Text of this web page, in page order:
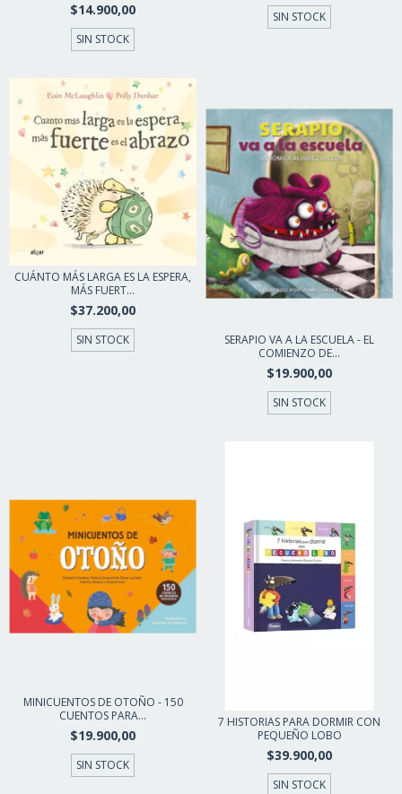
$14.900,00
SIN STOCK
SIN STOCK
CUÁNTO MÁS LARGA ES LA ESPERA,
MÁS FUERT...
$37.200,00
SIN STOCK
SERAPIO VA A LA ESCUELA - EL
COMIENZO DE...
$19.900,00
SIN STOCK
MINICUENTOS DE OTOÑO - 150
CUENTOS PARA...
$19.900,00
SIN STOCK
7 HISTORIAS PARA DORMIR CON
PEQUEÑO LOBO
$39.900,00
SIN STOCK